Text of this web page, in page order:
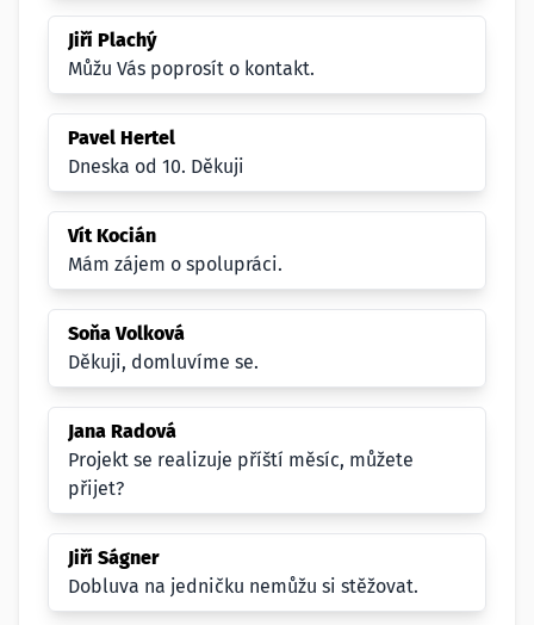
Jiří Plachý
Můžu Vás poprosít o kontakt.
Pavel Hertel
Dneska od 10. Děkuji
Vít Kocián
Mám zájem o spolupráci.
Soňa Volková
Děkuji, domluvíme se.
Jana Radová
Projekt se realizuje příští měsíc, můžete
přijet?
Jiří Ságner
Dobluva na jedničku nemůžu si stěžovat.